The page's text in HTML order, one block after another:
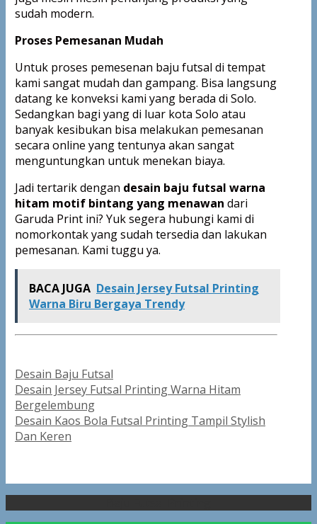
sudah modern.
Proses Pemesanan Mudah
Untuk proses pemesenan baju futsal di tempat
kami sangat mudah dan gampang. Bisa langsung
datang ke konveksi kami yang berada di Solo.
Sedangkan bagi yang di luar kota Solo atau
banyak kesibukan bisa melakukan pemesanan
secara online yang tentunya akan sangat
menguntungkan untuk menekan biaya.
Jadi tertarik dengan desain baju futsal warna
hitam motif bintang yang menawan dari
Garuda Print ini? Yuk segera hubungi kami di
nomorkontak yang sudah tersedia dan lakukan
pemesanan. Kami tuggu ya.
BACA JUGA Desain Jersey Futsal Printing
Warna Biru Bergaya Trendy
Categories
Desain Baju Futsal
Post
navigation
Desain Jersey Futsal Printing Warna Hitam
Bergelembung
Desain Kaos Bola Futsal Printing Tampil Stylish
Dan Keren